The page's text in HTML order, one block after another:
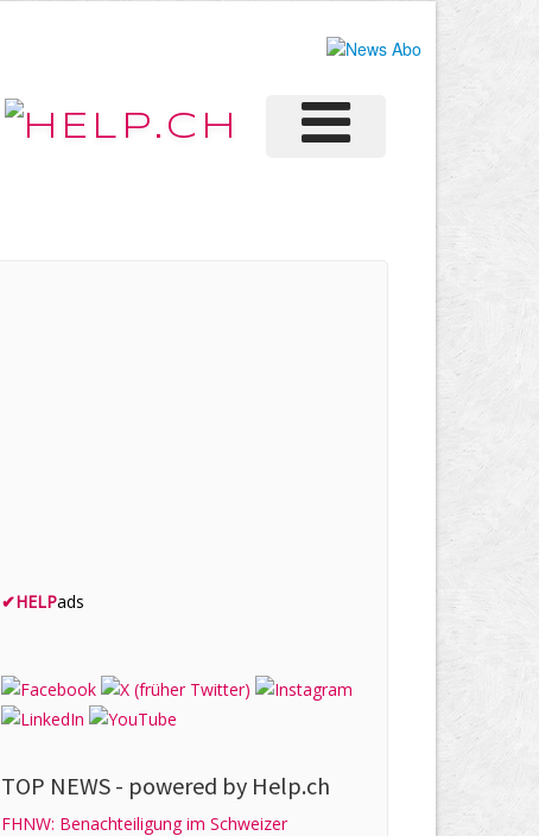
✔HELPads
TOP NEWS - powered by Help.ch
FHNW: Benachteiligung im Schweizer